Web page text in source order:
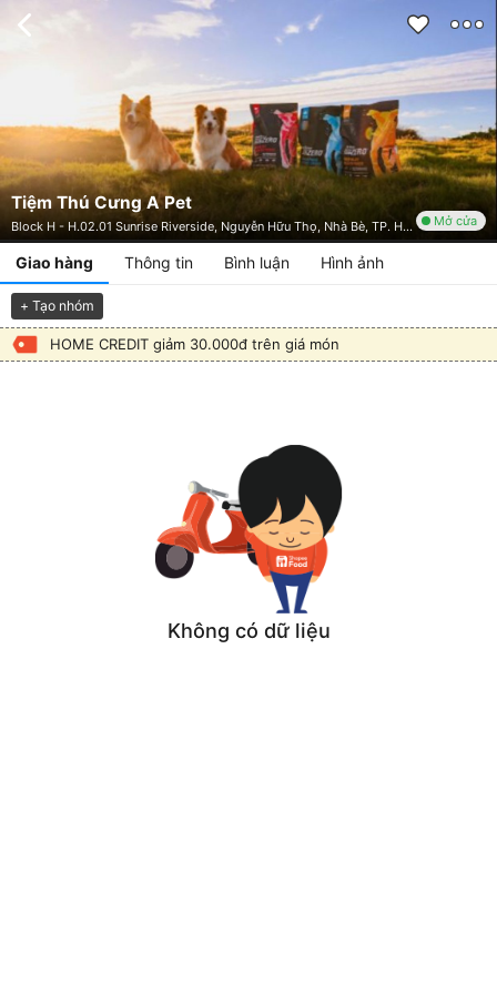
Tiệm Thú Cưng A Pet
Block H - H.02.01 Sunrise Riverside, Nguyễn Hữu Thọ, Nhà Bè, TP. HCM Mở cửa
Giao hàng Thông tin Bình luận Hình ảnh
+ Tạo nhóm
HOME CREDIT giảm 30.000đ trên giá món
Không có dữ liệu